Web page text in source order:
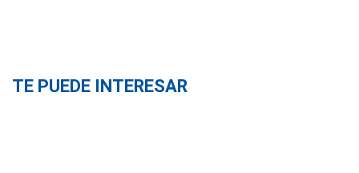
TE PUEDE INTERESAR